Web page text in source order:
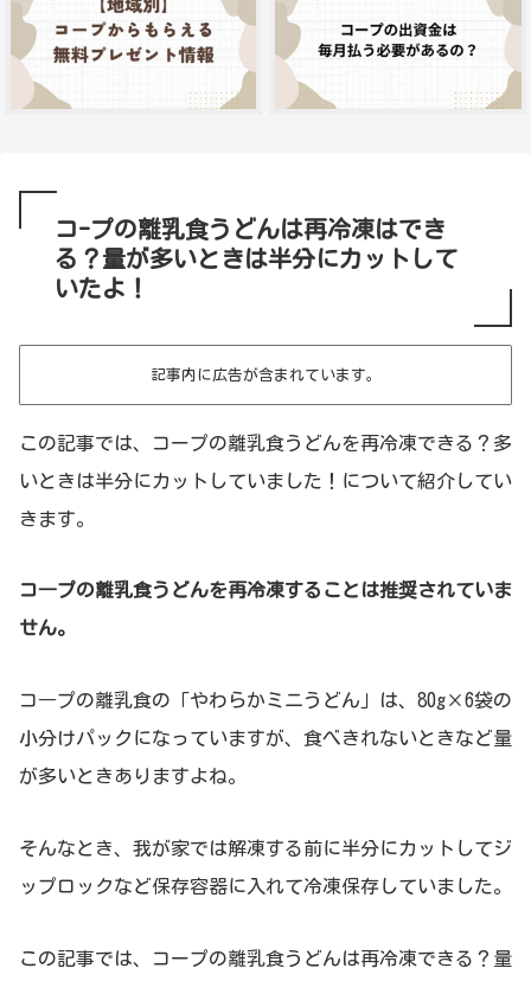
コ-プの離乳食うどんは再冷凍はでき
る？量が多いときは半分にカットして
いたよ！
記事内に広告が含まれています。
この記事では、コープの離乳食うどんを再冷凍できる？多
いときは半分にカットしていました！について紹介してい
きます。
コ―プの離乳食うどんを再冷凍することは推奨されていま
せん。
コ―プの離乳食の「やわらかミニうどん」は、80g×6袋の
小分けパックになっていますが、食べきれないときなど量
が多いときありますよね。
そんなとき、我が家では解凍する前に半分にカットしてジ
ップロックなど保存容器に入れて冷凍保存していました。
この記事では、コープの離乳食うどんは再冷凍できる？量